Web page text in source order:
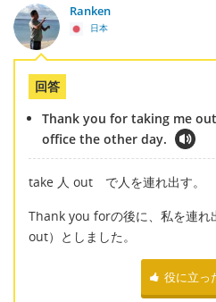
Ranken
日本
回答
Thank you for taking me
office the other day.
take 人 out で人を連れ出す。
Thank you forの後に、私を連
out）としました。
役に立っ